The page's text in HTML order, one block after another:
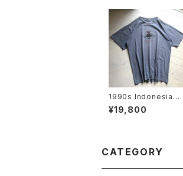
1990s Indonesia製
"old stussy" S/S T-
shirt
¥19,800
CATEGORY